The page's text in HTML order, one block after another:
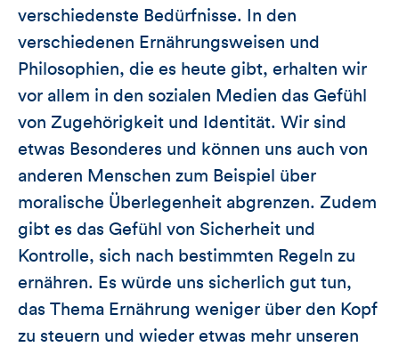
verschiedenste Bedürfnisse. In den
verschiedenen Ernährungsweisen und
Philosophien, die es heute gibt, erhalten wir
vor allem in den sozialen Medien das Gefühl
von Zugehörigkeit und Identität. Wir sind
etwas Besonderes und können uns auch von
anderen Menschen zum Beispiel über
moralische Überlegenheit abgrenzen. Zudem
gibt es das Gefühl von Sicherheit und
Kontrolle, sich nach bestimmten Regeln zu
ernähren. Es würde uns sicherlich gut tun,
das Thema Ernährung weniger über den Kopf
zu steuern und wieder etwas mehr unseren